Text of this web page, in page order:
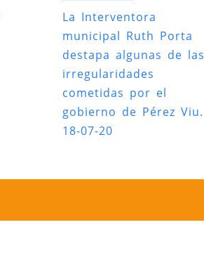
La Interventora
municipal Ruth Porta
destapa algunas de las
irregularidades
cometidas por el
gobierno de Pérez Viu.
18-07-20